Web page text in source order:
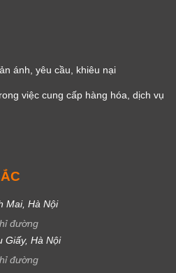
ánh, yêu cầu, khiêu nại
việc cung cấp hàng hóa, dịch vụ
Mai, Hà Nội
đường
Giấy, Hà Nội
đường